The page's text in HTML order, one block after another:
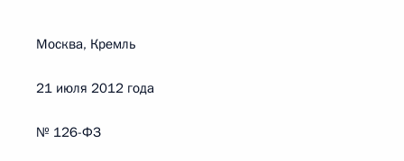
Москва, Кремль
21 июля 2012 года
№ 126-ФЗ